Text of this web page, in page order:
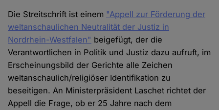
Die Streitschrift ist einem "Appell zur Förderung der
weltanschaulichen Neutralität der Justiz in
Nordrhein-Westfalen" beigefügt, der die
Verantwortlichen in Politik und Justiz dazu aufruft, im
Erscheinungsbild der Gerichte alle Zeichen
weltanschaulich/religiöser Identifikation zu
beseitigen. An Ministerpräsident Laschet richtet der
Appell die Frage, ob er 25 Jahre nach dem